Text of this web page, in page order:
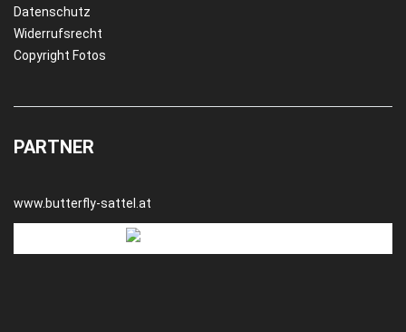
Datenschutz
Widerrufsrecht
Copyright Fotos
PARTNER
www.butterfly-sattel.at